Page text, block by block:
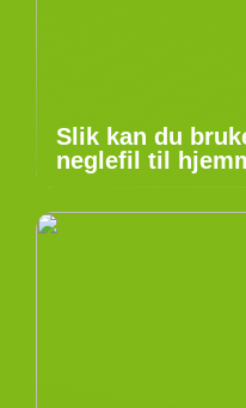
Slik kan du
neglefil til